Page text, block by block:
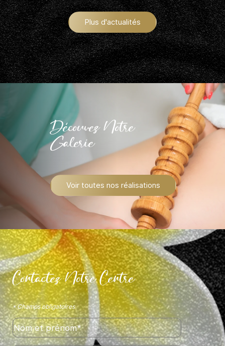
Plus d'actualités
Découvez Notre
Galerie
Voir toutes nos réalisations
Contactez Notre Centre
* Champs obligatoires
Nom et prénom*